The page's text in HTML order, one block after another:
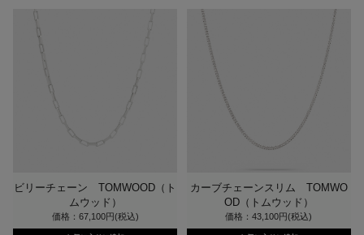
ビリーチェーン TOMWOOD（ト
ムウッド）
価格：67,100円(税込)
カーブチェーンスリム TOMWO
OD（トムウッド）
価格：43,100円(税込)